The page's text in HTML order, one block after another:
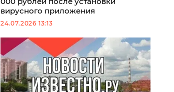
вирусного приложения
24.07.2026 13:13